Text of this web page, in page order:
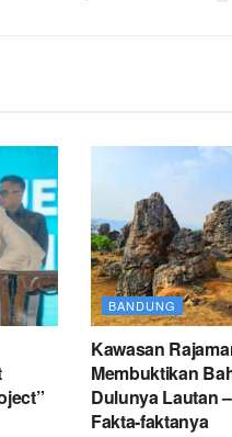
BANDUNG
Kawasan
Membuktikan
Dulunya Lautan
Fakta-faktanya